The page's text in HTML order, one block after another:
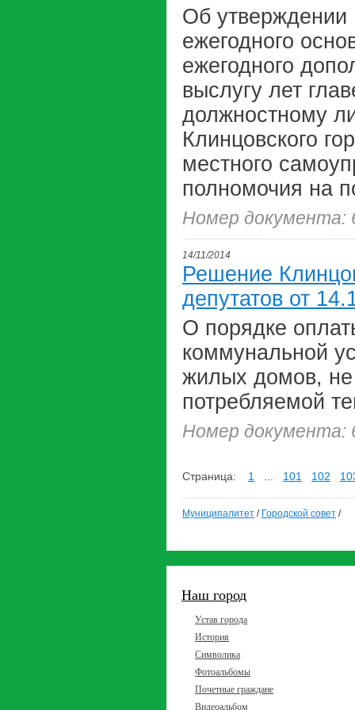
Об
ежегодного
ежегодного
выслугу лет
должностному
Клинцовского
местного
полномочия на
Номер документа:
14/11/2014
Решение
депутатов от
О порядке
коммунальной
жилых домов, не
потребляемой
Номер документа:
Страница: 1 101 102
Муниципалитет / Городской совет /
Наш город
Устав города
История
Символика
Фотоальбомы
Почетные граждане
Видеоальбом